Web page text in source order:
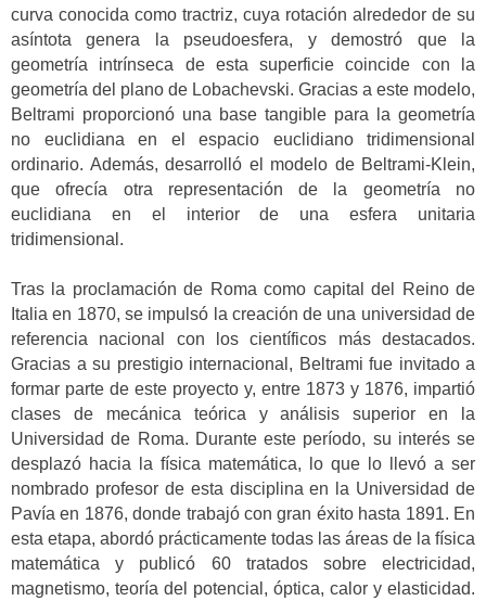
curva conocida como tractriz, cuya rotación alrededor de su
asíntota genera la pseudoesfera, y demostró que la
geometría intrínseca de esta superficie coincide con la
geometría del plano de Lobachevski. Gracias a este modelo,
Beltrami proporcionó una base tangible para la geometría
no euclidiana en el espacio euclidiano tridimensional
ordinario. Además, desarrolló el modelo de Beltrami-Klein,
que ofrecía otra representación de la geometría no
euclidiana en el interior de una esfera unitaria
tridimensional.
Tras la proclamación de Roma como capital del Reino de
Italia en 1870, se impulsó la creación de una universidad de
referencia nacional con los científicos más destacados.
Gracias a su prestigio internacional, Beltrami fue invitado a
formar parte de este proyecto y, entre 1873 y 1876, impartió
clases de mecánica teórica y análisis superior en la
Universidad de Roma. Durante este período, su interés se
desplazó hacia la física matemática, lo que lo llevó a ser
nombrado profesor de esta disciplina en la Universidad de
Pavía en 1876, donde trabajó con gran éxito hasta 1891. En
esta etapa, abordó prácticamente todas las áreas de la física
matemática y publicó 60 tratados sobre electricidad,
magnetismo, teoría del potencial, óptica, calor y elasticidad.